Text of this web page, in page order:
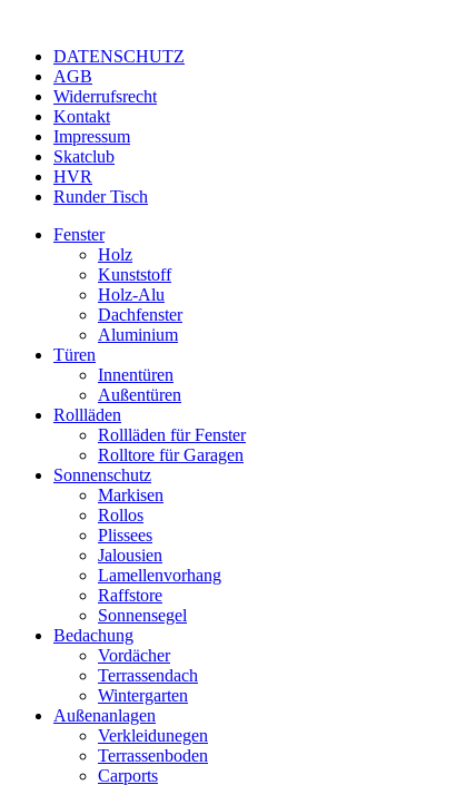
DATENSCHUTZ
AGB
Widerrufsrecht
Kontakt
Impressum
Skatclub
HVR
Runder Tisch
Fenster
Holz
Kunststoff
Holz-Alu
Dachfenster
Aluminium
Türen
Innentüren
Außentüren
Rollläden
Rollläden für Fenster
Rolltore für Garagen
Sonnenschutz
Markisen
Rollos
Plissees
Jalousien
Lamellenvorhang
Raffstore
Sonnensegel
Bedachung
Vordächer
Terrassendach
Wintergarten
Außenanlagen
Verkleidunegen
Terrassenboden
Carports